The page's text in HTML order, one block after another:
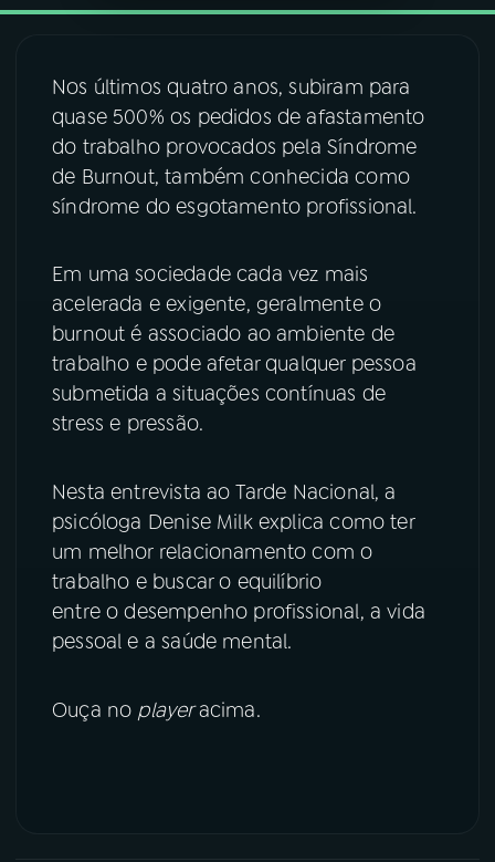
06VIDEOCASTS
07ÚLTIMAS
08FESTIVAL DE MÚSICA
YouTube Facebook
Instagram X
TikTok
Nos últimos quatro anos, subiram para
quase 500% os pedidos de afastamento
do trabalho provocados pela Síndrome
de Burnout, também conhecida como
síndrome do esgotamento profissional.
Em uma sociedade cada vez mais
acelerada e exigente, geralmente o
burnout é associado ao ambiente de
trabalho e pode afetar qualquer pessoa
submetida a situações contínuas de
stress e pressão.
Nesta entrevista ao Tarde Nacional, a
psicóloga Denise Milk explica como ter
um melhor relacionamento com o
trabalho e buscar o equilíbrio
entre o desempenho profissional, a vida
pessoal e a saúde mental.
Ouça no playeracima.